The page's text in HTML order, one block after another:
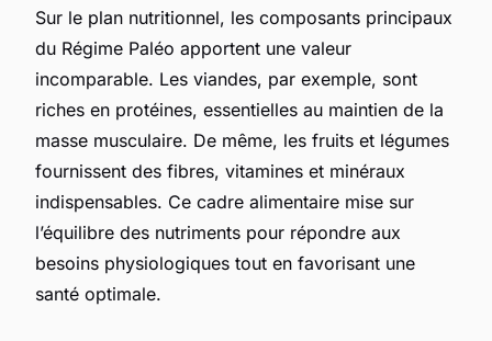
Sur le plan nutritionnel, les composants principaux
du Régime Paléo apportent une valeur
incomparable. Les viandes, par exemple, sont
riches en protéines, essentielles au maintien de la
masse musculaire. De même, les fruits et légumes
fournissent des fibres, vitamines et minéraux
indispensables. Ce cadre alimentaire mise sur
l’équilibre des nutriments pour répondre aux
besoins physiologiques tout en favorisant une
santé optimale.